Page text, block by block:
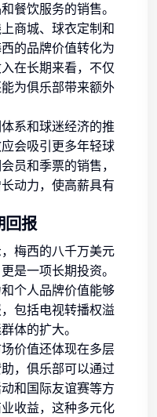
餐饮服务的销售。
商城、球衣定制和
的品牌价值转化为
在长期来看，不仅
为俱乐部带来额外
系和球迷经济的推
会吸引更多年轻球
员和季票的销售，
动力，使高薪具有
回报
梅西的八千万美元
是一项长期投资。
个人品牌价值能够
包括电视转播权溢
体的扩大。
价值还体现在多层
，俱乐部可以通过
和国际友谊赛等方
收益，这种多元化